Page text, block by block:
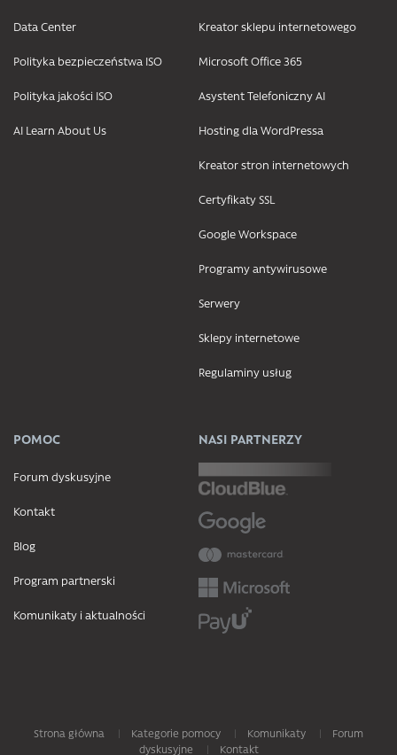
Data Center
Polityka bezpieczeństwa ISO
Polityka jakości ISO
AI Learn About Us
Kreator sklepu internetowego
Microsoft Office 365
Asystent Telefoniczny AI
Hosting dla WordPressa
Kreator stron internetowych
Certyfikaty SSL
Google Workspace
Programy antywirusowe
Serwery
Sklepy internetowe
Regulaminy usług
POMOC
Forum dyskusyjne
Kontakt
Blog
Program partnerski
Komunikaty i aktualności
NASI PARTNERZY
Strona główna Kategorie pomocy Komunikaty
Forum
dyskusyjne
Kontakt